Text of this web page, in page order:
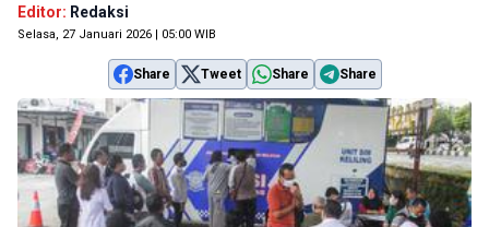
Editor: Redaksi
Selasa, 27 Januari 2026 | 05:00 WIB
Share Tweet Share Share